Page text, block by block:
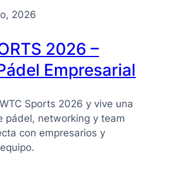
2026
2026 –
Empresarial
Sports 2026 y vive una
pádel, networking y team
con empresarios y